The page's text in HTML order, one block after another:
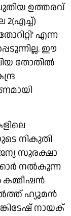
ഉത്തരവ്
2(എച്ച്)
എന്ന
ഈ
തോതില്‍
നികുതി
സുരക്ഷാ
നല്‍കുന്ന
ഹ്യൂമന്‍
നായക്